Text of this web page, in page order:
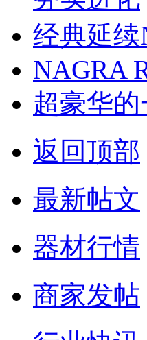
经典延续
NAGRA
超豪华
返回顶部
最新帖文
器材行情
商家发帖